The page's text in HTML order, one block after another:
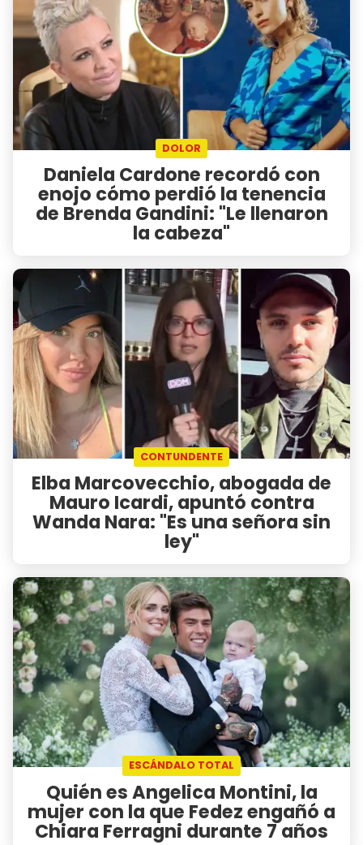
DOLOR
Daniela Cardone recordó con
enojo cómo perdió la tenencia
de Brenda Gandini: "Le llenaron
la cabeza"
CONTUNDENTE
Elba Marcovecchio, abogada de
Mauro Icardi, apuntó contra
Wanda Nara: "Es una señora sin
ley"
ESCÁNDALO TOTAL
Quién es Angelica Montini, la
mujer con la que Fedez engañó a
Chiara Ferragni durante 7 años